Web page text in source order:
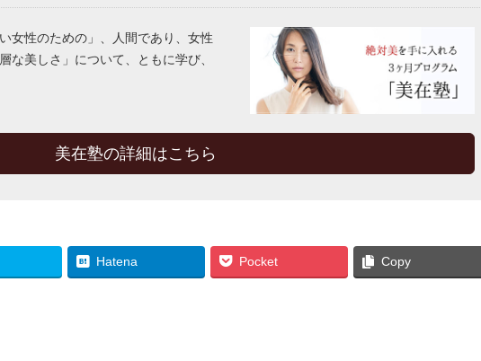
女性のための」、人間であり、女性
な美しさ」について、ともに学び、
美在塾の詳細はこちら
Hatena Pocket Copy